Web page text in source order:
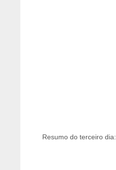
Resumo do terceiro dia: